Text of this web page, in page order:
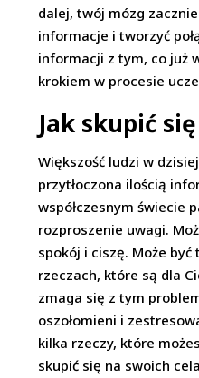
dalej, twój mózg
informacje i tworzyć
informacji z tym, co już
krokiem w procesie
Jak skupić
Większość ludzi w
przytłoczona ilością
współczesnym świecie
rozproszenie uwagi.
spokój i ciszę. Może
rzeczach, które są dla
zmaga się z tym
oszołomieni i
kilka rzeczy, które
skupić się na swoich